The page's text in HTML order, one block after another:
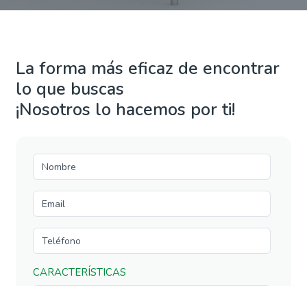
La forma más eficaz de encontrar
lo que buscas
¡Nosotros lo hacemos por ti!
CARACTERÍSTICAS